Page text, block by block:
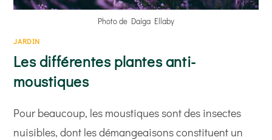
Photo de Daiga Ellaby
JARDIN
Les différentes plantes anti-
moustiques
Pour beaucoup, les moustiques sont des insectes
nuisibles, dont les démangeaisons constituent un